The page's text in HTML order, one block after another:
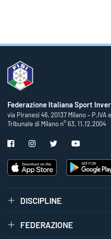
Federazione Italiana Sport
via Piranesi 46, 20137 Milano – P.IVA
Tribunale di Milano n° 63, 11.12.2004
DISCIPLINE
FEDERAZIONE